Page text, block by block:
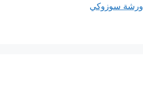
ورشة سوزوكي